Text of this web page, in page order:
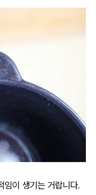
임이 생기는 거랍니다.